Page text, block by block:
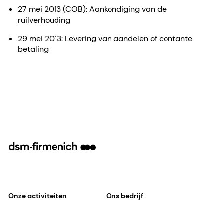
27 mei 2013 (COB): Aankondiging van de
ruilverhouding
29 mei 2013: Levering van aandelen of contante
betaling
Onze activiteiten Ons bedrijf